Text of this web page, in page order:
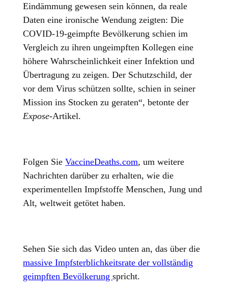
Eindämmung gewesen sein können, da reale
Daten eine ironische Wendung zeigten: Die
COVID-19-geimpfte Bevölkerung schien im
Vergleich zu ihren ungeimpften Kollegen eine
höhere Wahrscheinlichkeit einer Infektion und
Übertragung zu zeigen. Der Schutzschild, der
vor dem Virus schützen sollte, schien in seiner
Mission ins Stocken zu geraten“, betonte der
Expose-Artikel.
Folgen SieVaccineDeaths.com, um weitere
Nachrichten darüber zu erhalten, wie die
experimentellen Impfstoffe Menschen, Jung und
Alt, weltweit getötet haben.
Sehen Sie sich das Video unten an, das über die
massive Impfsterblichkeitsrate der vollständig
geimpften Bevölkerungspricht.